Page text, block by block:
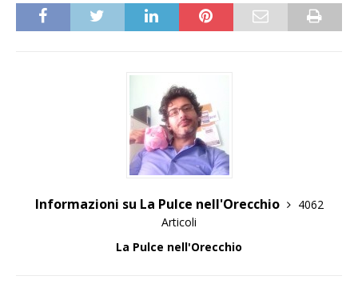
Informazioni su La Pulce nell'Orecchio
4062
Articoli
La Pulce nell'Orecchio